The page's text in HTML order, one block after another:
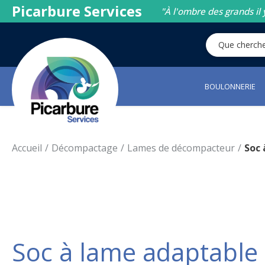
Picarbure Services "À l'ombre des grands
BOULONNERIE
Accueil Décompactage Lames de décompacteur
Soc à lame